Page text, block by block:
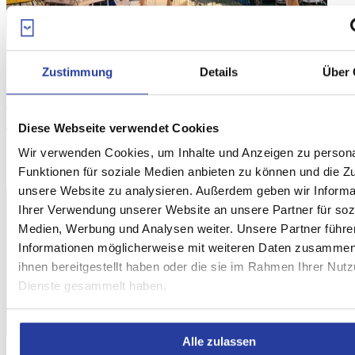
Zustimmung Details Über
Diese Webseite verwendet Cookies
Wir verwenden Cookies, um Inhalte und Anzeigen zu
Funktionen für soziale Medien anbieten zu können und die
unsere Website zu analysieren. Außerdem geben wir
Ihrer Verwendung unserer Website an unsere Partner für
Medien, Werbung und Analysen weiter. Unsere Partner
Informationen möglicherweise mit weiteren Daten
ihnen bereitgestellt haben oder die sie im Rahmen Ihrer
Dienste gesammelt haben.
Alle zulassen
21
Sep. 18
Sehenswürdigkeiten in Benalmádena
(Malaga)
Die Costa del Sol bietet viele Kleinstädte und Orte, die einen
Besuch während Ihres Familienurlaubes wert sind. In diesem Artikel